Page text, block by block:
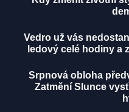
Vedro už vás
ledový celé hodiny a
Srpnová obloha
Zatmění Slunce